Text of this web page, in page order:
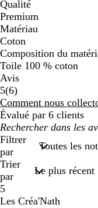
Qualité
Premium
Matériau
Coton
Composition du
Toile 100 % coton
Avis
5(66
avis
)
Comment nous
Évalué par 6 clients
Mes
recherches
saisies
Filtrer
par
Trier
par
5
Les Créa'Nath